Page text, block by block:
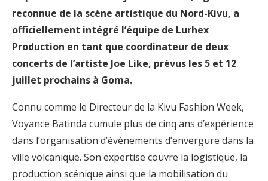
reconnue de la scène artistique du Nord-Kivu, a
officiellement intégré l’équipe de Lurhex
Production en tant que coordinateur de deux
concerts de l’artiste Joe Like, prévus les 5 et 12
juillet prochains à Goma.
Connu comme le Directeur de la Kivu Fashion Week,
Voyance Batinda cumule plus de cinq ans d’expérience
dans l’organisation d’événements d’envergure dans la
ville volcanique. Son expertise couvre la logistique, la
production scénique ainsi que la mobilisation du